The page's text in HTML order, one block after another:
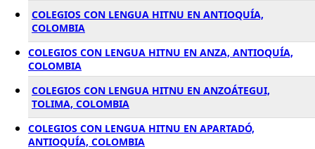
COLEGIOS CON LENGUA HITNU EN ANTIOQUÍA,
COLOMBIA
COLEGIOS CON LENGUA HITNU EN ANZA, ANTIOQUÍA,
COLOMBIA
COLEGIOS CON LENGUA HITNU EN ANZOÁTEGUI,
TOLIMA, COLOMBIA
COLEGIOS CON LENGUA HITNU EN APARTADÓ,
ANTIOQUÍA, COLOMBIA